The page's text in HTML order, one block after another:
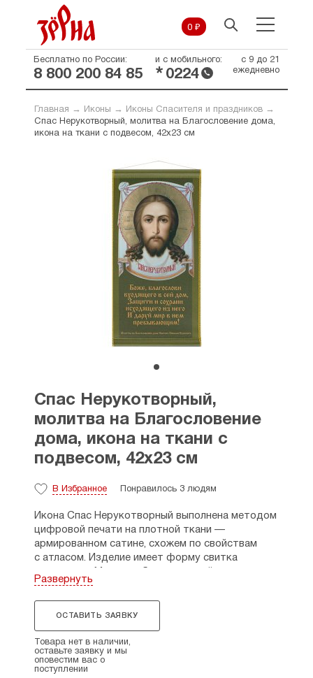
0 ₽
Бесплатно по России:
8 800 200 84 85
и с мобильного:
* 0224
с 9 до 21
ежедневно
Главная → Иконы → Иконы Спасителя и праздников→
Спас Нерукотворный, молитва на Благословение дома,
икона на ткани с подвесом, 42х23 см
Спас Нерукотворный,
молитва на Благословение
дома, икона на ткани с
подвесом, 42х23 см
В Избранное Понравилось 3 людям
Икона Спас Нерукотворный выполнена методом
цифровой печати на плотной ткани —
армированном сатине, схожем по свойствам
с атласом. Изделие имеет форму свитка
позволяет получить яркое насыщенное
изображение, устойчивое к воздействию влаги
и выцветанию.
Свёрнутый свиток с иконой удобно брать
с собой в путешествие, а в раскрытом виде
использовать на домашней молитве или
Развернуть
ОСТАВИТЬ ЗАЯВКУ
Товара нет в наличии,
оставьте заявку и мы
оповестим вас о
поступлении